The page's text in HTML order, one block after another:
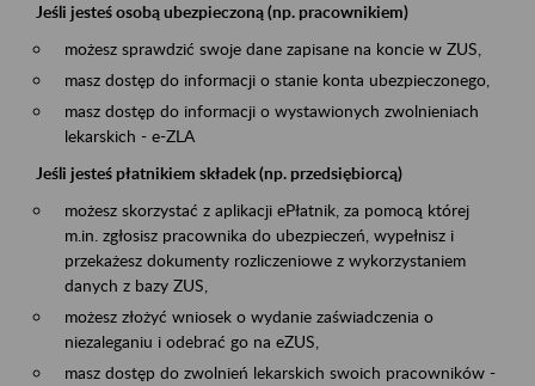
Jeśli jesteś osobą ubezpieczoną (np. pracownikiem)
możesz sprawdzić swoje dane zapisane na koncie w ZUS,
masz dostęp do informacji o stanie konta ubezpieczonego,
masz dostęp do informacji o wystawionych zwolnieniach
lekarskich - e-ZLA
Jeśli jesteś płatnikiem składek (np. przedsiębiorcą)
możesz skorzystać z aplikacji ePłatnik, za pomocą której
m.in. zgłosisz pracownika do ubezpieczeń, wypełnisz i
przekażesz dokumenty rozliczeniowe z wykorzystaniem
danych z bazy ZUS,
możesz złożyć wniosek o wydanie zaświadczenia o
niezaleganiu i odebrać go na eZUS,
masz dostęp do zwolnień lekarskich swoich pracowników -